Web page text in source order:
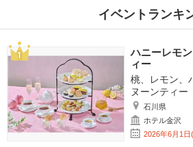
イベントランキ
ハニーレモ
ィー
桃、レモン、
ヌーンティー
石川県
ホテル金沢
2026年6月1